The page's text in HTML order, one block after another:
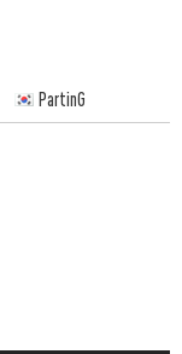
PartinG